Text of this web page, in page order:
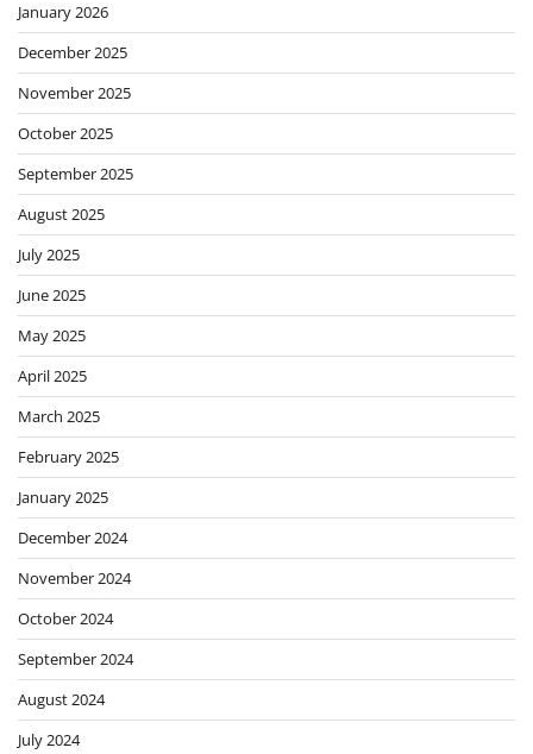
January 2026
December 2025
November 2025
October 2025
September 2025
August 2025
July 2025
June 2025
May 2025
April 2025
March 2025
February 2025
January 2025
December 2024
November 2024
October 2024
September 2024
August 2024
July 2024